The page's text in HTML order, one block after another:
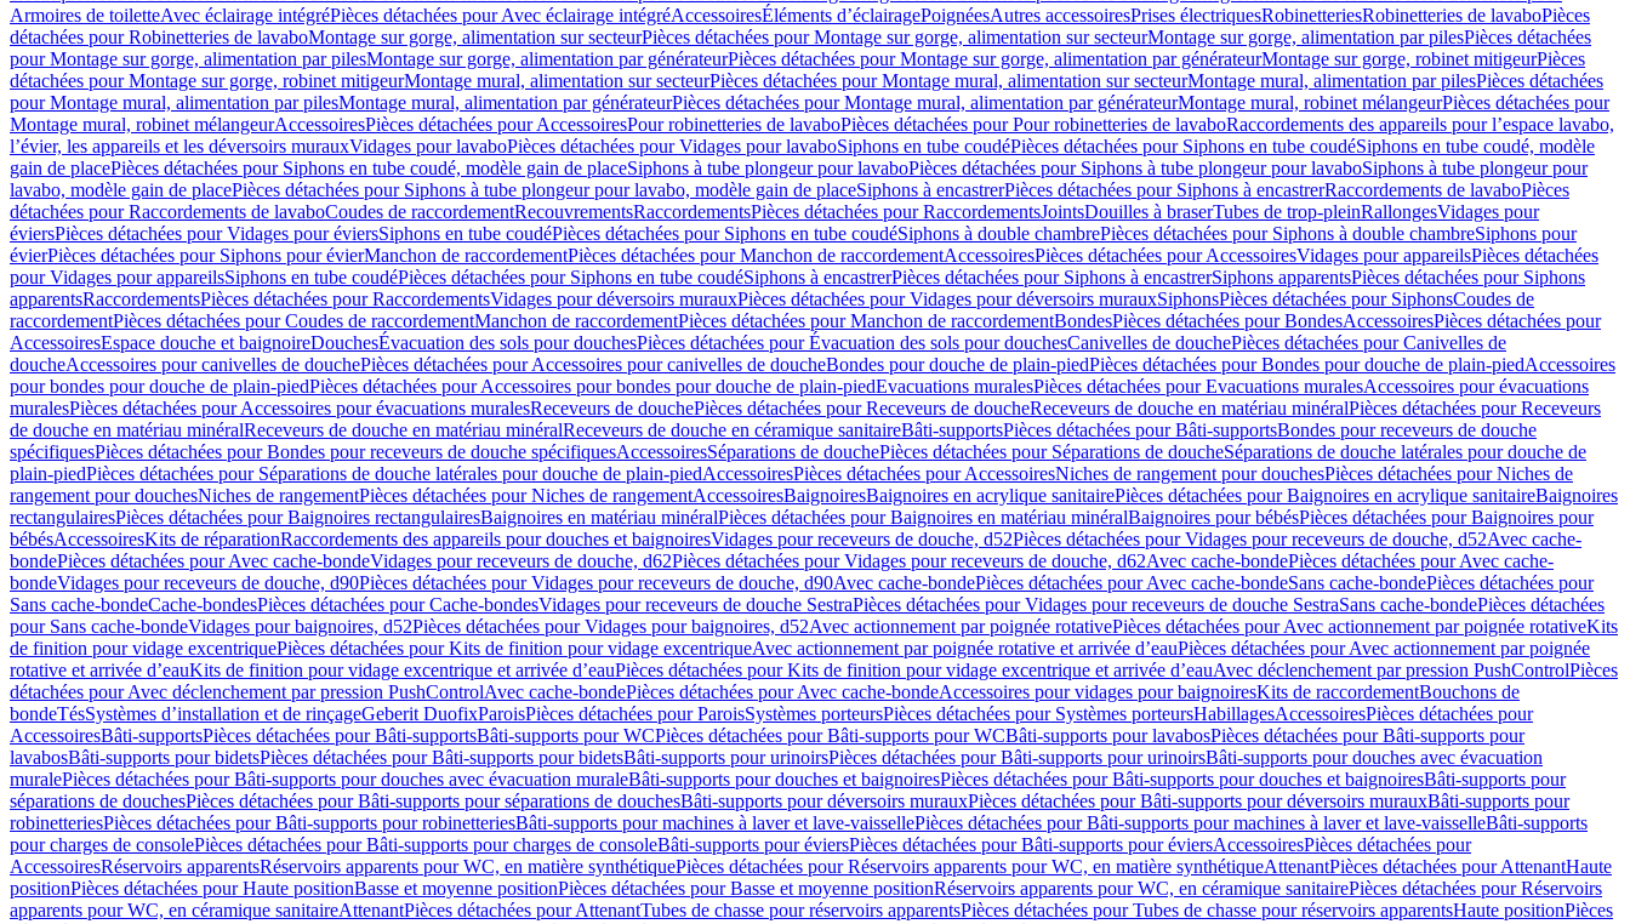
Armoires de toiletteAvec éclairage intégréPièces détachées pour Avec éclairage intégréAccessoiresÉléments d’éclairagePoignéesAutres accessoiresPrises électriquesRobinetteriesRobinetteries de lavaboPièces
détachées pour Robinetteries de lavaboMontage sur gorge, alimentation sur secteurPièces détachées pour Montage sur gorge, alimentation sur secteurMontage sur gorge, alimentation par pilesPièces détachées
pour Montage sur gorge, alimentation par pilesMontage sur gorge, alimentation par générateurPièces détachées pour Montage sur gorge, alimentation par générateurMontage sur gorge, robinet mitigeurPièces
détachées pour Montage sur gorge, robinet mitigeurMontage mural, alimentation sur secteurPièces détachées pour Montage mural, alimentation sur secteurMontage mural, alimentation par pilesPièces détachées
pour Montage mural, alimentation par pilesMontage mural, alimentation par générateurPièces détachées pour Montage mural, alimentation par générateurMontage mural, robinet mélangeurPièces détachées pour
Montage mural, robinet mélangeurAccessoiresPièces détachées pour AccessoiresPour robinetteries de lavaboPièces détachées pour Pour robinetteries de lavaboRaccordements des appareils pour l’espace lavabo,
l’évier, les appareils et les déversoirs murauxVidages pour lavaboPièces détachées pour Vidages pour lavaboSiphons en tube coudéPièces détachées pour Siphons en tube coudéSiphons en tube coudé, modèle
gain de placePièces détachées pour Siphons en tube coudé, modèle gain de placeSiphons à tube plongeur pour lavaboPièces détachées pour Siphons à tube plongeur pour lavaboSiphons à tube plongeur pour
lavabo, modèle gain de placePièces détachées pour Siphons à tube plongeur pour lavabo, modèle gain de placeSiphons à encastrerPièces détachées pour Siphons à encastrerRaccordements de lavaboPièces
détachées pour Raccordements de lavaboCoudes de raccordementRecouvrementsRaccordementsPièces détachées pour RaccordementsJointsDouilles à braserTubes de trop-pleinRallongesVidages pour
éviersPièces détachées pour Vidages pour éviersSiphons en tube coudéPièces détachées pour Siphons en tube coudéSiphons à double chambrePièces détachées pour Siphons à double chambreSiphons pour
évierPièces détachées pour Siphons pour évierManchon de raccordementPièces détachées pour Manchon de raccordementAccessoiresPièces détachées pour AccessoiresVidages pour appareilsPièces détachées
pour Vidages pour appareilsSiphons en tube coudéPièces détachées pour Siphons en tube coudéSiphons à encastrerPièces détachées pour Siphons à encastrerSiphons apparentsPièces détachées pour Siphons
apparentsRaccordementsPièces détachées pour RaccordementsVidages pour déversoirs murauxPièces détachées pour Vidages pour déversoirs murauxSiphonsPièces détachées pour SiphonsCoudes de
raccordementPièces détachées pour Coudes de raccordementManchon de raccordementPièces détachées pour Manchon de raccordementBondesPièces détachées pour BondesAccessoiresPièces détachées pour
AccessoiresEspace douche et baignoireDouchesÉvacuation des sols pour douchesPièces détachées pour Évacuation des sols pour douchesCanivelles de douchePièces détachées pour Canivelles de
doucheAccessoires pour canivelles de douchePièces détachées pour Accessoires pour canivelles de doucheBondes pour douche de plain-piedPièces détachées pour Bondes pour douche de plain-piedAccessoires
pour bondes pour douche de plain-piedPièces détachées pour Accessoires pour bondes pour douche de plain-piedEvacuations muralesPièces détachées pour Evacuations muralesAccessoires pour évacuations
muralesPièces détachées pour Accessoires pour évacuations muralesReceveurs de douchePièces détachées pour Receveurs de doucheReceveurs de douche en matériau minéralPièces détachées pour Receveurs
de douche en matériau minéralReceveurs de douche en matériau minéralReceveurs de douche en céramique sanitaireBâti-supportsPièces détachées pour Bâti-supportsBondes pour receveurs de douche
spécifiquesPièces détachées pour Bondes pour receveurs de douche spécifiquesAccessoiresSéparations de douchePièces détachées pour Séparations de doucheSéparations de douche latérales pour douche de
plain-piedPièces détachées pour Séparations de douche latérales pour douche de plain-piedAccessoiresPièces détachées pour AccessoiresNiches de rangement pour douchesPièces détachées pour Niches de
rangement pour douchesNiches de rangementPièces détachées pour Niches de rangementAccessoiresBaignoiresBaignoires en acrylique sanitairePièces détachées pour Baignoires en acrylique sanitaireBaignoires
rectangulairesPièces détachées pour Baignoires rectangulairesBaignoires en matériau minéralPièces détachées pour Baignoires en matériau minéralBaignoires pour bébésPièces détachées pour Baignoires pour
bébésAccessoiresKits de réparationRaccordements des appareils pour douches et baignoiresVidages pour receveurs de douche, d52Pièces détachées pour Vidages pour receveurs de douche, d52Avec cache-
bondePièces détachées pour Avec cache-bondeVidages pour receveurs de douche, d62Pièces détachées pour Vidages pour receveurs de douche, d62Avec cache-bondePièces détachées pour Avec cache-
bondeVidages pour receveurs de douche, d90Pièces détachées pour Vidages pour receveurs de douche, d90Avec cache-bondePièces détachées pour Avec cache-bondeSans cache-bondePièces détachées pour
Sans cache-bondeCache-bondesPièces détachées pour Cache-bondesVidages pour receveurs de douche SestraPièces détachées pour Vidages pour receveurs de douche SestraSans cache-bondePièces détachées
pour Sans cache-bondeVidages pour baignoires, d52Pièces détachées pour Vidages pour baignoires, d52Avec actionnement par poignée rotativePièces détachées pour Avec actionnement par poignée rotativeKits
de finition pour vidage excentriquePièces détachées pour Kits de finition pour vidage excentriqueAvec actionnement par poignée rotative et arrivée d’eauPièces détachées pour Avec actionnement par poignée
rotative et arrivée d’eauKits de finition pour vidage excentrique et arrivée d’eauPièces détachées pour Kits de finition pour vidage excentrique et arrivée d’eauAvec déclenchement par pression PushControlPièces
détachées pour Avec déclenchement par pression PushControlAvec cache-bondePièces détachées pour Avec cache-bondeAccessoires pour vidages pour baignoiresKits de raccordementBouchons de
bondeTésSystèmes d’installation et de rinçageGeberit DuofixParoisPièces détachées pour ParoisSystèmes porteursPièces détachées pour Systèmes porteursHabillagesAccessoiresPièces détachées pour
AccessoiresBâti-supportsPièces détachées pour Bâti-supportsBâti-supports pour WCPièces détachées pour Bâti-supports pour WCBâti-supports pour lavabosPièces détachées pour Bâti-supports pour
lavabosBâti-supports pour bidetsPièces détachées pour Bâti-supports pour bidetsBâti-supports pour urinoirsPièces détachées pour Bâti-supports pour urinoirsBâti-supports pour douches avec évacuation
muralePièces détachées pour Bâti-supports pour douches avec évacuation muraleBâti-supports pour douches et baignoiresPièces détachées pour Bâti-supports pour douches et baignoiresBâti-supports pour
séparations de douchesPièces détachées pour Bâti-supports pour séparations de douchesBâti-supports pour déversoirs murauxPièces détachées pour Bâti-supports pour déversoirs murauxBâti-supports pour
robinetteriesPièces détachées pour Bâti-supports pour robinetteriesBâti-supports pour machines à laver et lave-vaissellePièces détachées pour Bâti-supports pour machines à laver et lave-vaisselleBâti-supports
pour charges de consolePièces détachées pour Bâti-supports pour charges de consoleBâti-supports pour éviersPièces détachées pour Bâti-supports pour éviersAccessoiresPièces détachées pour
AccessoiresRéservoirs apparentsRéservoirs apparents pour WC, en matière synthétiquePièces détachées pour Réservoirs apparents pour WC, en matière synthétiqueAttenantPièces détachées pour AttenantHaute
positionPièces détachées pour Haute positionBasse et moyenne positionPièces détachées pour Basse et moyenne positionRéservoirs apparents pour WC, en céramique sanitairePièces détachées pour Réservoirs
apparents pour WC, en céramique sanitaireAttenantPièces détachées pour AttenantTubes de chasse pour réservoirs apparentsPièces détachées pour Tubes de chasse pour réservoirs apparentsHaute positionPièces